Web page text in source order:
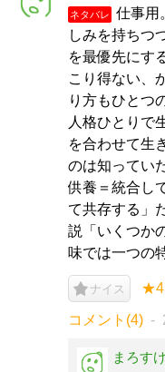
ネタバレ
仕事用
しみを持ちつ
を最優先にす
こり得ない、
り方もひとつ
人格ひとりで
を合わせて生
のは知ってい
供養＝統合し
て共存する」
説「いくつか
味では一つの
ナイス ★4
コメント(4)
まろすけ